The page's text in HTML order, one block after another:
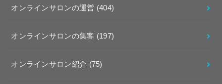
オンラインサロンの運営 (404)
オンラインサロンの集客 (197)
オンラインサロン紹介 (75)